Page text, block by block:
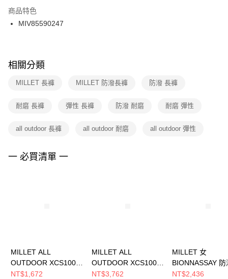
２．訂單成立數日內，您將收到繳費通知簡訊。
３．收到繳費通知簡訊後14天內，點擊此簡訊中的連結，可透過四大超商／
ATM／網路銀行／等多元方式進行付款，方視為交易完成。
※ 交易是否成功請以「AFTEE先享後付 」之結帳頁面顯示為準，若有關於
是否繳費成功／繳費後需取消欲退款等相關疑問，請聯繫「AFTEE先享後付
客戶支援中心」 https://netprotections.freshdesk.com/support/home
１．透過由恩沛科技股份有限公司提供之「AFTEE先享後付」服務完成之交
權轉讓予恩沛科技股份有限公司。
３．未成年的使用者請事先徵得法定代理人或監護人之同意方可使用
「AFTEE先享後付」，若未經同意申辦者引起之損失，本公司不負相關責
付款後門市自取
每筆NT$100，滿NT$1,500(含以上)免運費
商品特色
MIV85590247
相關分類
MILLET 長褲 MILLET 防潑長褲 防潑 長褲
耐磨 長褲 彈性 長褲 防潑 耐磨 耐磨 彈性
all outdoor 長褲 all outdoor 耐磨 all outdoor 彈性
一 必買清單 一
MILLET ALL
OUTDOOR XCS100
男 防潑彈性長褲
NT$1,672
MILLET ALL
OUTDOOR XCS100
男 防潑彈性長褲
NT$3,762
MILLET 女
BIONNASSAY 防
性長褲
NT$2,436